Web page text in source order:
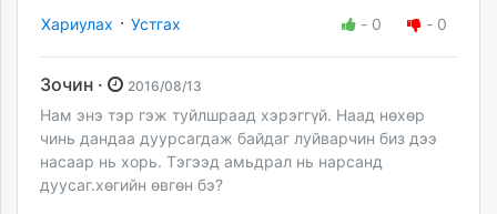
Хариулах · Устгах - 0 - 0
Зочин · 2016/08/13
Нам энэ тэр гэж туйлшраад хэрэггүй. Наад нөхөр
чинь дандаа дуурсагдаж байдаг луйварчин биз дээ
насаар нь хорь. Тэгээд амьдрал нь нарсанд
дуусаг.хөгийн өвгөн бэ?